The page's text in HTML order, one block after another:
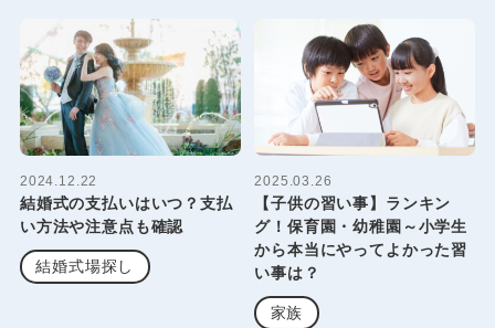
2024.12.22
結婚式の支払いはいつ？支払
い方法や注意点も確認
結婚式場探し
2025.03.26
【子供の習い事】ランキン
グ！保育園・幼稚園～小学生
から本当にやってよかった習
い事は？
家族